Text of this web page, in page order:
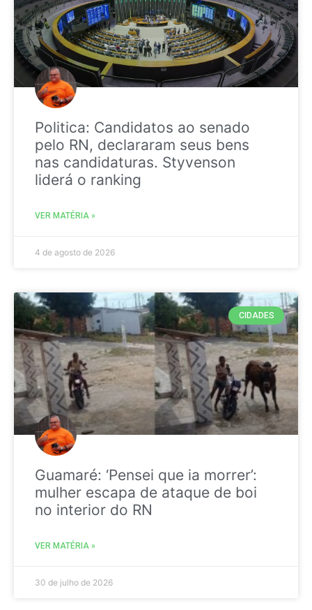
Politica: Candidatos ao senado
pelo RN, declararam seus bens
nas candidaturas. Styvenson
liderá o ranking
VER MATÉRIA »
4 de agosto de 2026
CIDADES
Guamaré: ‘Pensei que ia morrer’:
mulher escapa de ataque de boi
no interior do RN
VER MATÉRIA »
30 de julho de 2026